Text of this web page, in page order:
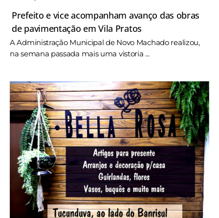
Prefeito e vice acompanham avanço das obras
de pavimentação em Vila Pratos
A Administração Municipal de Novo Machado realizou,
na semana passada mais uma vistoria ...